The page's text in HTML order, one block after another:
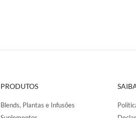
PRODUTOS
Blends, Plantas e Infusões